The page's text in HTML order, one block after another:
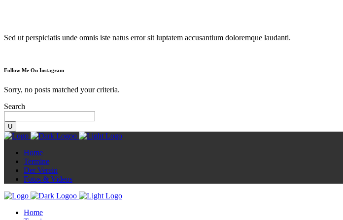
Sed ut perspiciatis unde omnis iste natus error sit luptatem accusantium doloremque laudanti.
Follow Me On Instagram
Sorry, no posts matched your criteria.
Search
Home
Termine
Der Verein
Fotos & Videos
Home